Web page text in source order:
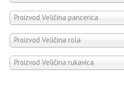
Proizvod Veličina pancerica
Proizvod Veličina rola
Proizvod Veličina rukavica